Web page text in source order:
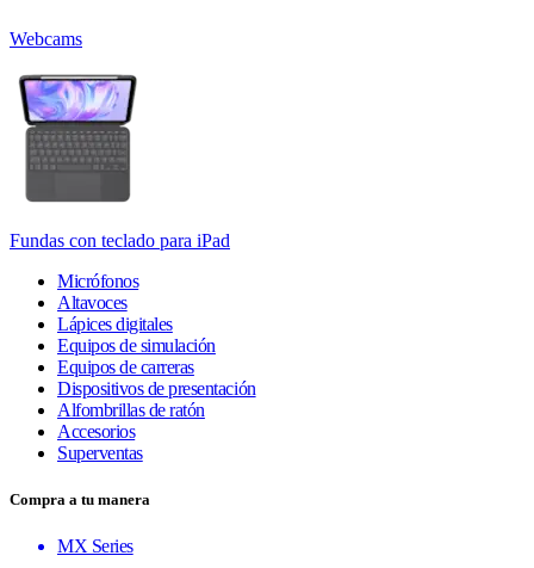
Webcams
Fundas con teclado para iPad
Micrófonos
Altavoces
Lápices digitales
Equipos de simulación
Equipos de carreras
Dispositivos de presentación
Alfombrillas de ratón
Accesorios
Superventas
Compra a tu manera
MX Series